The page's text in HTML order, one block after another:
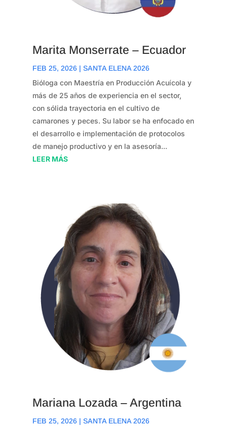
Marita Monserrate – Ecuador
FEB 25, 2026| SANTA ELENA 2026
Bióloga con Maestría en Producción Acuícola y
más de 25 años de experiencia en el sector,
con sólida trayectoria en el cultivo de
camarones y peces. Su labor se ha enfocado en
el desarrollo e implementación de protocolos
de manejo productivo y en la asesoría...
LEER MÁS
Mariana Lozada – Argentina
FEB 25, 2026| SANTA ELENA 2026